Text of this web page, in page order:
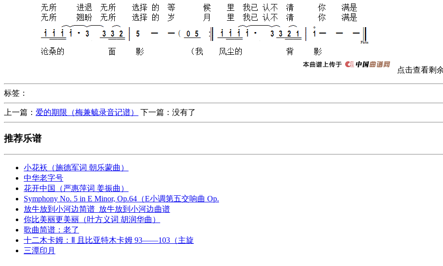
点击查看剩
标签：
上一篇： 爱的期限（梅兼毓录音记谱） 下一篇：没有了
推荐乐谱
小花袄（施德军词 朝乐蒙曲）
中华老字号
花开中国（严惠萍词 姜振曲）
Symphony No. 5 in E Minor, Op.64（E小调第五交响曲 Op.
放牛放到小河边简谱_放牛放到小河边曲谱
你比美丽更美丽（叶方义词 胡润华曲）
歌曲简谱：老了
十二木卡姆：Ⅱ 且比亚特木卡姆 93——103（主旋
三潭印月